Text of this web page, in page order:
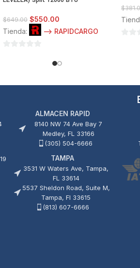
$649.00 $550.00
Tienda:
--> RAPIDCARGO
$
ALMACEN RAPID
8140 NW 74 Ave Bay 7
Medley, FL 33166
(305) 504-6666
TAMPA
3531 W Waters Ave, Tampa,
FL 33614
5537 Sheldon Road, Suite M,
Tampa, Fl 33615
(813) 607-6666